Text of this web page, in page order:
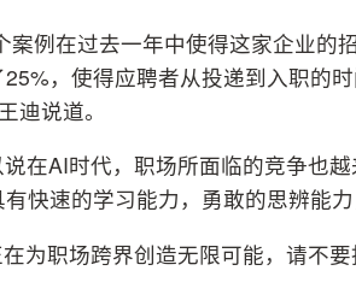
案例在过去一年中使得这家企业的
25%，使得应聘者从投递到入职的
迪说道。
说在AI时代，职场所面临的竞争也
快速的学习能力，勇敢的思辨能
为职场跨界创造无限可能，请不要